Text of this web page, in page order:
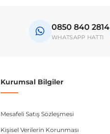
Passat B7
0850 840 2814
WHATSAPP HATTI
Kurumsal Bilgiler
Mesafeli Satış Sözleşmesi
Kişisel Verilerin Korunması